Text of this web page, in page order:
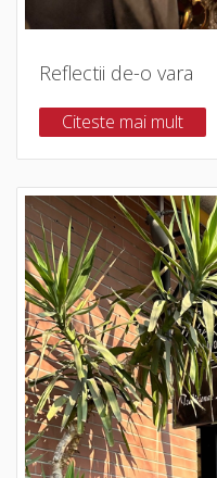
Reflectii de-o vara
Citeste mai mult